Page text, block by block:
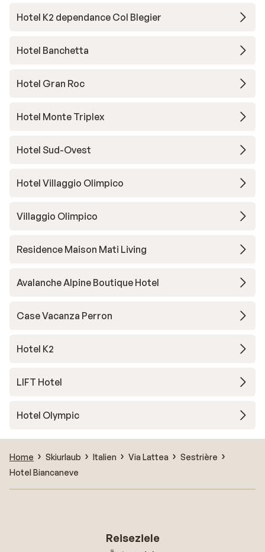
Hotel K2 dependance Col Blegier
Hotel Banchetta
Hotel Gran Roc
Hotel Monte Triplex
Hotel Sud-Ovest
Hotel Villaggio Olimpico
Villaggio Olimpico
Residence Maison Mati Living
Avalanche Alpine Boutique Hotel
Case Vacanza Perron
Hotel K2
LIFT Hotel
Hotel Olympic
Home Skiurlaub Italien Via Lattea
Sestrière
Hotel Biancaneve
Reiseziele